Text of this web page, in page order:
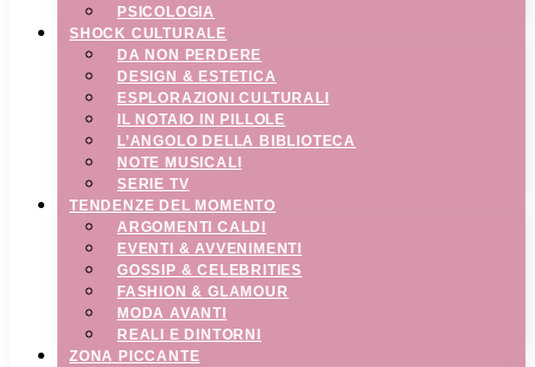
PSICOLOGIA
SHOCK CULTURALE
DA NON PERDERE
DESIGN & ESTETICA
ESPLORAZIONI CULTURALI
IL NOTAIO IN PILLOLE
L’ANGOLO DELLA BIBLIOTECA
NOTE MUSICALI
SERIE TV
TENDENZE DEL MOMENTO
ARGOMENTI CALDI
EVENTI & AVVENIMENTI
GOSSIP & CELEBRITIES
FASHION & GLAMOUR
MODA AVANTI
REALI E DINTORNI
ZONA PICCANTE